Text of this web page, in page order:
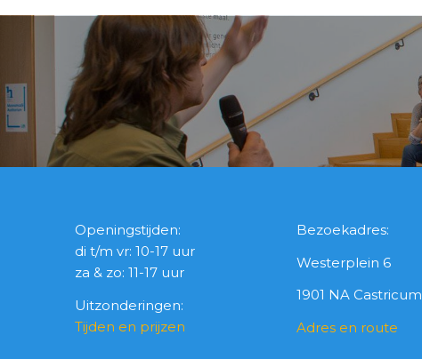
Openingstijden:
di t/m vr: 10-17 uur
za & zo: 11-17 uur
Uitzonderingen:
Tijden en prijzen
Bezoekadres:
Westerplein 6
1901 NA Castricum
Adres en route